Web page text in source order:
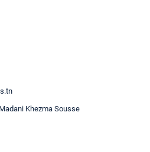
Khezma Sousse